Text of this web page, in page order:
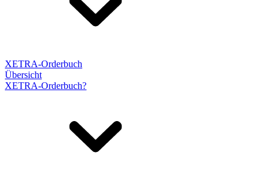
XETRA-Orderbuch
Übersicht
XETRA-Orderbuch?